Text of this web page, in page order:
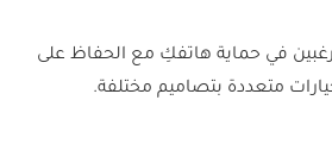
في حماية هاتفكِ مع الحفاظ على
متعددة بتصاميم مختلفة.